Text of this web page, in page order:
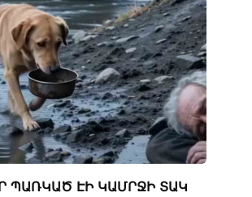
ՊԱՌԿԱԾ ԷԻ ԿԱՄՐՋԻ ՏԱԿ